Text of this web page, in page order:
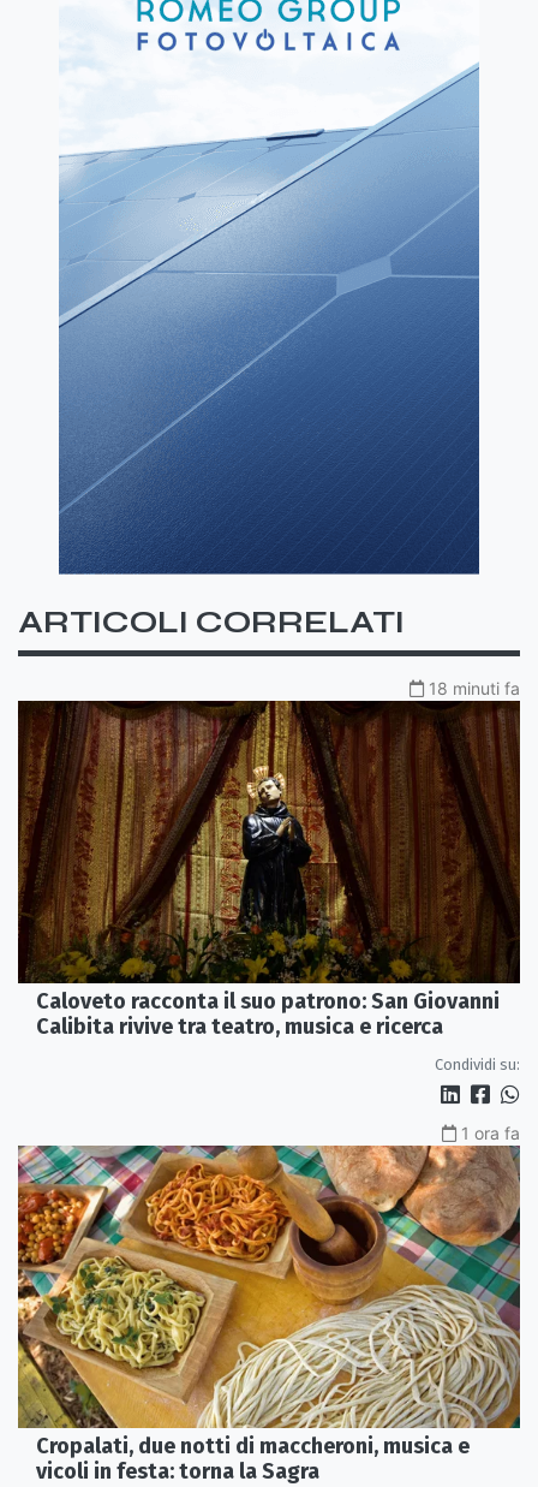
ARTICOLI CORRELATI
18 minuti fa
Caloveto racconta il suo patrono: San Giovanni
Calibita rivive tra teatro, musica e ricerca
Condividi su:
1 ora fa
Cropalati, due notti di maccheroni, musica e
vicoli in festa: torna la Sagra